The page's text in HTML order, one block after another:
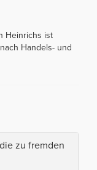
Heinrichs ist
Handels- und
zu fremden